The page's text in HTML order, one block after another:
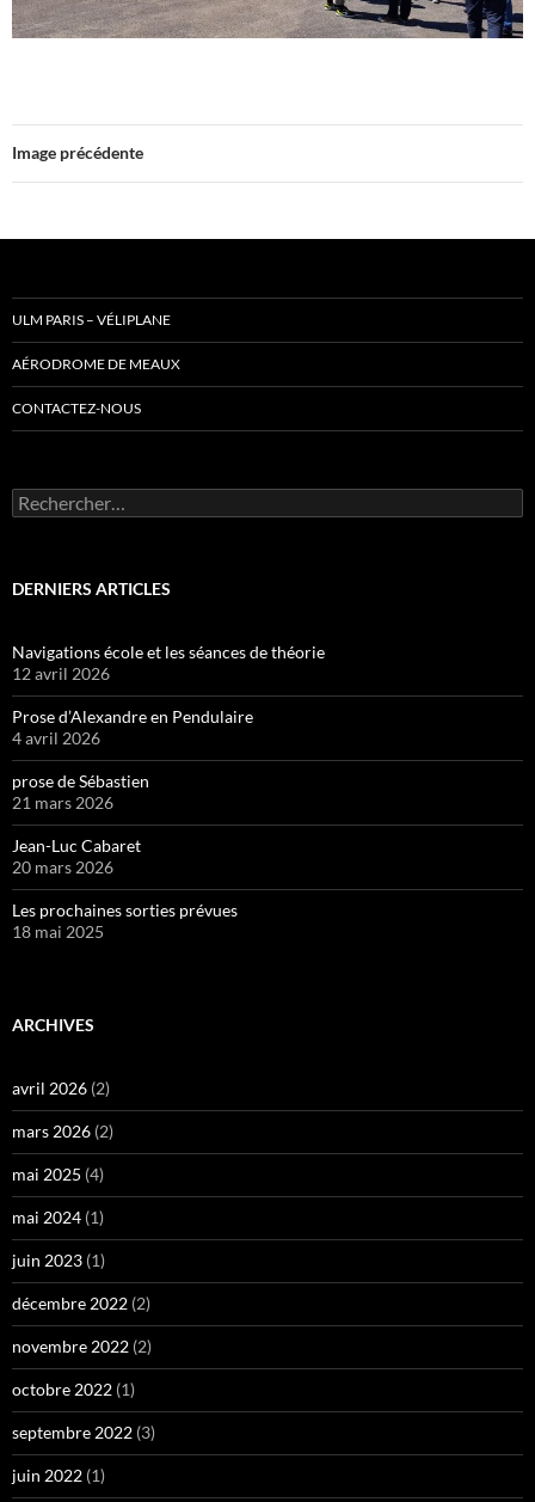
Image précédente
ULM PARIS – VÉLIPLANE
AÉRODROME DE MEAUX
CONTACTEZ-NOUS
Rechercher :
DERNIERS ARTICLES
Navigations école et les séances de théorie
12 avril 2026
Prose d’Alexandre en Pendulaire
4 avril 2026
prose de Sébastien
21 mars 2026
Jean-Luc Cabaret
20 mars 2026
Les prochaines sorties prévues
18 mai 2025
ARCHIVES
avril 2026 (2)
mars 2026 (2)
mai 2025 (4)
mai 2024 (1)
juin 2023 (1)
décembre 2022 (2)
novembre 2022 (2)
octobre 2022 (1)
septembre 2022 (3)
juin 2022 (1)